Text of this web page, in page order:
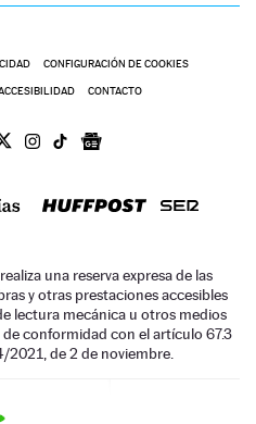
CONFIGURACIÓN DE COOKIES
CONTACTO
realiza una reserva expresa de las
y otras prestaciones accesibles
lectura mecánica u otros medios
conformidad con el artículo 67.3
2021, de 2 de noviembre.